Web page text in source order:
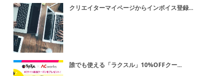
クリエイターマイページからインボイス登録...
誰でも使える「ラクスル」10%OFFクー...